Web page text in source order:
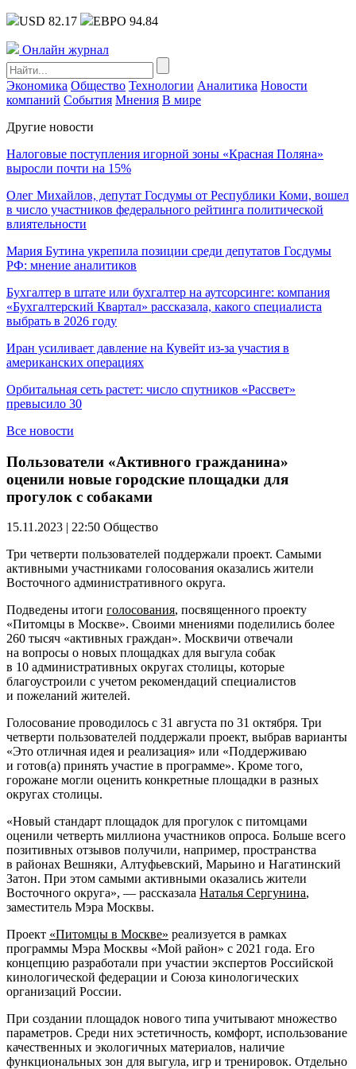
USD 82.17 ЕВРО 94.84
Онлайн журнал
Экономика Общество Технологии Аналитика Новости
компаний События Мнения В мире
Другие новости
Налоговые поступления игорной зоны «Красная Поляна»
выросли почти на 15%
Олег Михайлов, депутат Госдумы от Республики Коми, вошел
в число участников федерального рейтинга политической
влиятельности
Мария Бутина укрепила позиции среди депутатов Госдумы
РФ: мнение аналитиков
Бухгалтер в штате или бухгалтер на аутсорсинге: компания
«Бухгалтерский Квартал» рассказала, какого специалиста
выбрать в 2026 году
Иран усиливает давление на Кувейт из-за участия в
американских операциях
Орбитальная сеть растет: число спутников «Рассвет»
превысило 30
Все новости
Пользователи «Активного гражданина»
оценили новые городские площадки для
прогулок с собаками
15.11.2023 | 22:50 Общество
Три четверти пользователей поддержали проект. Самыми
активными участниками голосования оказались жители
Восточного административного округа.
Подведены итоги голосования, посвященного проекту
«Питомцы в Москве». Своими мнениями поделились более
260 тысяч «активных граждан». Москвичи отвечали
на вопросы о новых площадках для выгула собак
в 10 административных округах столицы, которые
благоустроили с учетом рекомендаций специалистов
и пожеланий жителей.
Голосование проводилось с 31 августа по 31 октября. Три
четверти пользователей поддержали проект, выбрав варианты
«Это отличная идея и реализация» или «Поддерживаю
и готов(а) принять участие в программе». Кроме того,
горожане могли оценить конкретные площадки в разных
округах столицы.
«Новый стандарт площадок для прогулок с питомцами
оценили четверть миллиона участников опроса. Больше всего
позитивных отзывов получили, например, пространства
в районах Вешняки, Алтуфьевский, Марьино и Нагатинский
Затон. При этом самыми активными оказались жители
Восточного округа», — рассказала Наталья Сергунина,
заместитель Мэра Москвы.
Проект «Питомцы в Москве» реализуется в рамках
программы Мэра Москвы «Мой район» с 2021 года. Его
концепцию разработали при участии экспертов Российской
кинологической федерации и Союза кинологических
организаций России.
При создании площадок нового типа учитывают множество
параметров. Среди них эстетичность, комфорт, использование
качественных и экологичных материалов, наличие
функциональных зон для выгула, игр и тренировок. Отдельно